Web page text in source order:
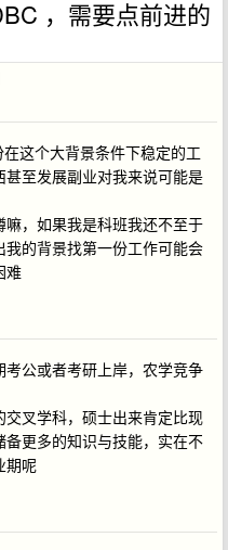
，需要点前进的
这个大背景条件下稳定的工
至发展副业对我来说可能是
，如果我是科班我还不至于
的背景找第一份工作可能会
难
公或者考研上岸，农学竞争
叉学科，硕士出来肯定比现
更多的知识与技能，实在不
期呢